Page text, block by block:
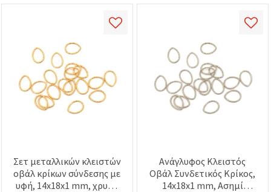
Σετ μεταλλικών κλειστών
οβάλ κρίκων σύνδεσης με
υφή, 14x18x1 mm, χρυσό
Ανάγλυφος Κλειστός
Οβάλ Συνδετικός Κρίκος,
14x18x1 mm, Ασημί